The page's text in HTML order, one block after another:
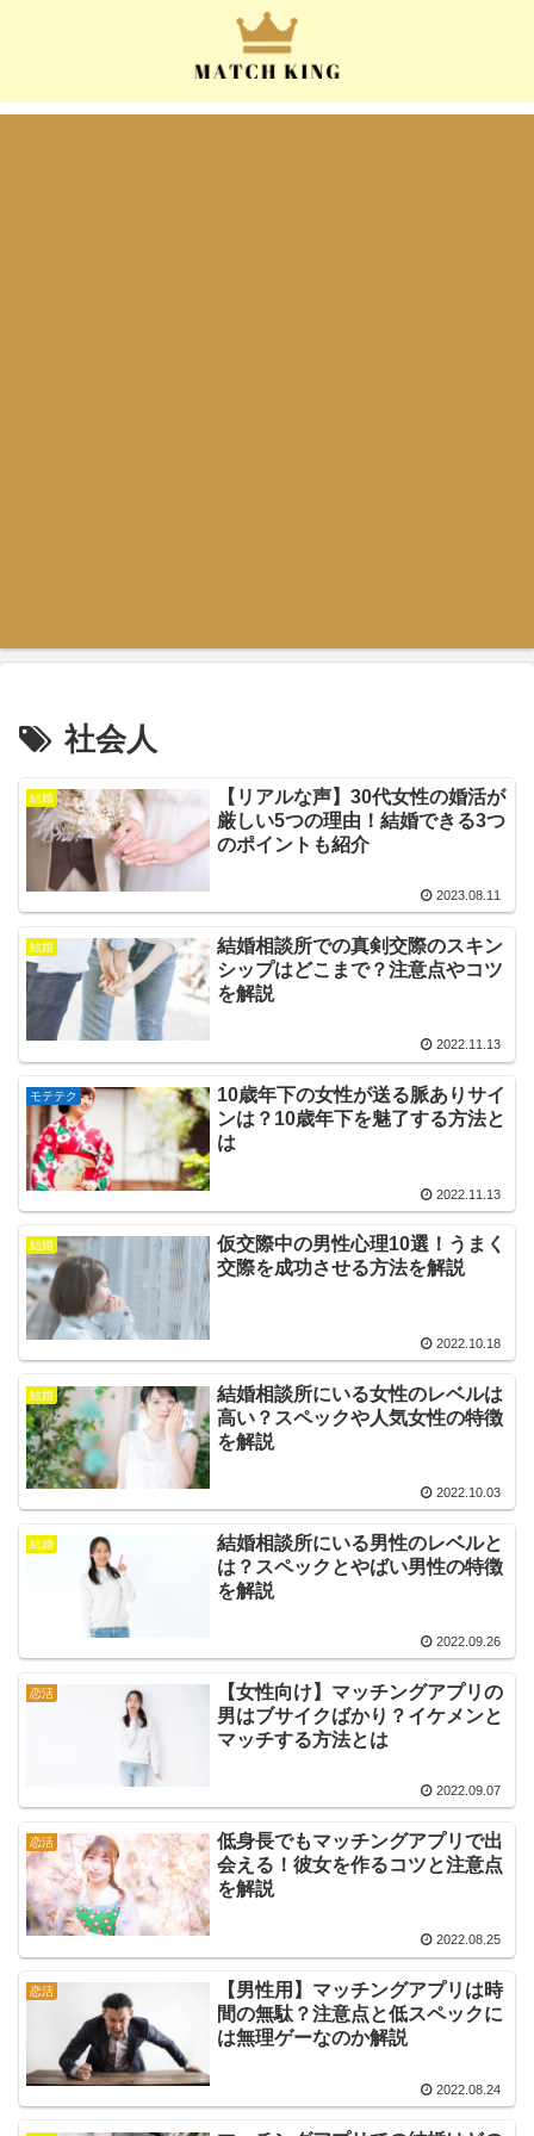
社会人
結婚
【リアルな声】30代女性の婚活が
厳しい5つの理由！結婚できる3つ
のポイントも紹介
2023.08.11
結婚
結婚相談所での真剣交際のスキン
シップはどこまで？注意点やコツ
を解説
2022.11.13
モテテク
10歳年下の女性が送る脈ありサイ
ンは？10歳年下を魅了する方法と
は
2022.11.13
結婚
仮交際中の男性心理10選！うまく
交際を成功させる方法を解説
2022.10.18
結婚
結婚相談所にいる女性のレベルは
高い？スペックや人気女性の特徴
を解説
2022.10.03
結婚
結婚相談所にいる男性のレベルと
は？スペックとやばい男性の特徴
を解説
2022.09.26
恋活
【女性向け】マッチングアプリの
男はブサイクばかり？イケメンと
マッチする方法とは
2022.09.07
恋活
低身長でもマッチングアプリで出
会える！彼女を作るコツと注意点
を解説
2022.08.25
恋活
【男性用】マッチングアプリは時
間の無駄？注意点と低スペックに
は無理ゲーなのか解説
2022.08.24